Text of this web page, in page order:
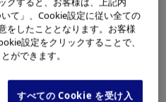
のために
て」、Cookie設定に従い全ての
をしたこととなります。お客様
設定をクリックすることで、
ができます。
すべての Cookie を受け入